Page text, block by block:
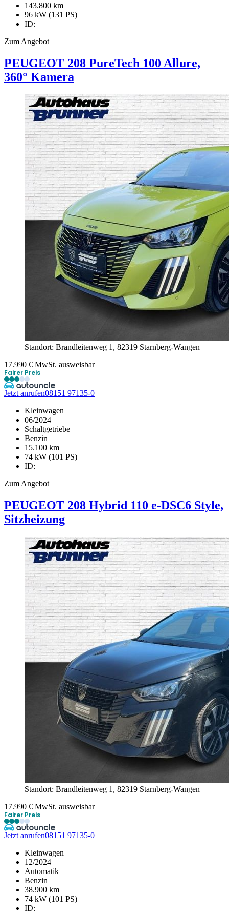
143.800 km
96 kW (131 PS)
ID:
Zum Angebot
PEUGEOT 208 PureTech 100 Allure,
360° Kamera
Standort: Brandleitenweg 1, 82319 Starnberg-Wangen
17.990 € MwSt. ausweisbar
Fairer Preis
Jetzt anrufen08151 97135-0
Kleinwagen
06/2024
Schaltgetriebe
Benzin
15.100 km
74 kW (101 PS)
ID:
Zum Angebot
PEUGEOT 208 Hybrid 110 e-DSC6 Style,
Sitzheizung
Standort: Brandleitenweg 1, 82319 Starnberg-Wangen
17.990 € MwSt. ausweisbar
Fairer Preis
Jetzt anrufen08151 97135-0
Kleinwagen
12/2024
Automatik
Benzin
38.900 km
74 kW (101 PS)
ID: